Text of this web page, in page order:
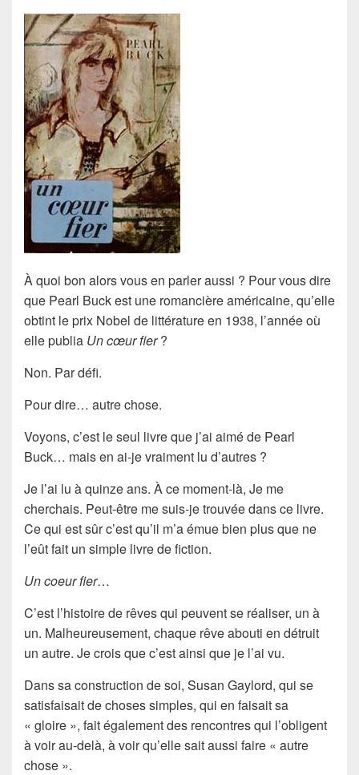
À quoi bon alors vous en parler aussi ? Pour vous dire
que Pearl Buckest une romancière américaine, qu’elle
obtint leprix Nobel de littérature en 1938, l’année où
elle publia Un cœur fier?
Non. Par défi.
Pour dire… autre chose.
Voyons, c’est le seul livre que j’ai aimé de Pearl
Buck… mais en ai-je vraiment lu d’autres ?
Je l’ai lu à quinze ans. À ce moment-là, Je me
cherchais. Peut-être me suis-je trouvée dans ce livre.
Ce qui est sûr c’est qu’il m’a émue bien plus que ne
l’eût fait un simple livre de fiction.
Un coeur fier…
C’est l’histoire de rêves qui peuvent se réaliser, un à
un. Malheureusement, chaque rêve abouti en détruit
un autre. Je crois que c’est ainsi que je l’ai vu.
Dans sa construction de soi, Susan Gaylord, qui se
satisfaisait de choses simples, qui en faisait sa
« gloire », fait également des rencontres qui l’obligent
à voir au-delà, à voir qu’elle sait aussi faire « autre
chose ».